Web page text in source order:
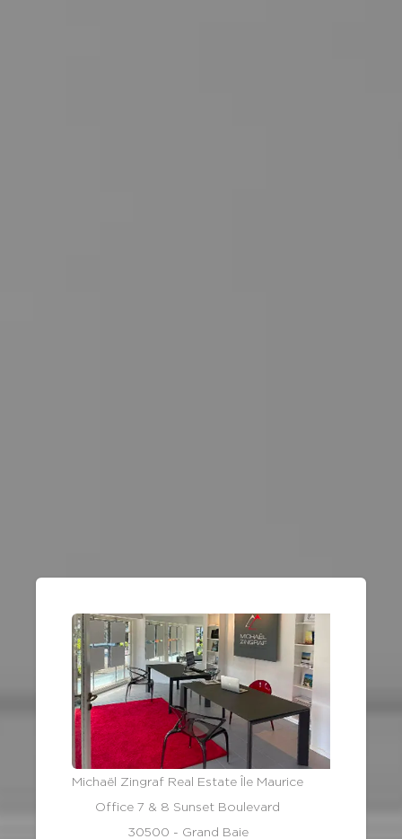
Michaël Zingraf Real Estate Île Maurice
Office 7 & 8 Sunset Boulevard
30500 - Grand Baie